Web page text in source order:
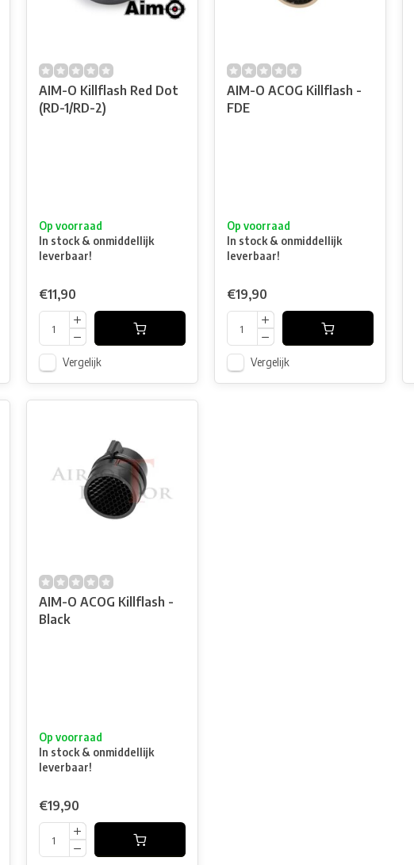
AIM-O Killflash Red Dot
(RD-1/RD-2)
Op voorraad
In stock & onmiddellijk
leverbaar!
€11,90
Vergelijk
AIM-O ACOG Killflash -
FDE
Op voorraad
In stock & onmiddellijk
leverbaar!
€19,90
Vergelijk
AIM-O ACOG Killflash -
Black
Op voorraad
In stock & onmiddellijk
leverbaar!
€19,90